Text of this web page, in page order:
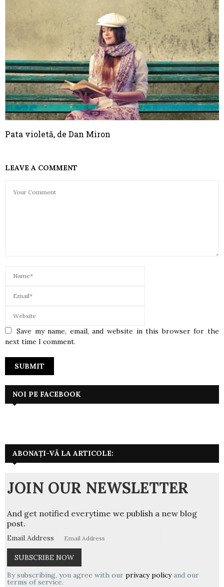
Pata violetă, de Dan Miron
LEAVE A COMMENT
Save my name, email, and website in this browser for the
next time I comment.
NOI PE FACEBOOK
ABONAȚI-VĂ LA ARTICOLE:
JOIN OUR NEWSLETTER
And get notified everytime we publish a new blog
post.
Email Address
By subscribing, you agree with our privacy policyand our
terms of service.